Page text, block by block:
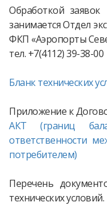
Обработкой заявок
занимается Отдел
ФКП «Аэропорты
тел. +7(4112) 39-38-00
Бланк технических
Приложение к
АКТ (границ
ответственности
потребителем)
Перечень
технических условий.